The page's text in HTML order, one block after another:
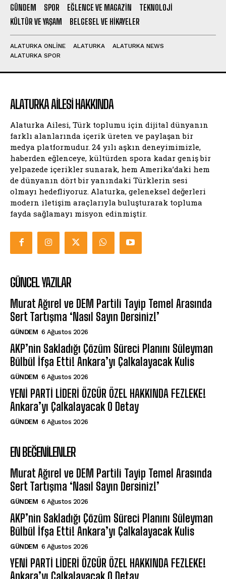
GÜNDEM SPOR EĞLENCE VE MAGAZIN
TEKNOLOJI
KÜLTÜR VE YAŞAM
BELGESEL VE HIKAYELER
ALATURKA ONLINE ALATURKA
ALATURKA NEWS
ALATURKA SPOR
ALATURKA AILESI HAKKINDA
Alaturka Ailesi, Türk toplumu için dijital dünyanın
farklı alanlarında içerik üreten ve paylaşan bir
medya platformudur. 24 yılı aşkın deneyimimizle,
haberden eğlenceye, kültürden spora kadar geniş bir
yelpazede içerikler sunarak, hem Amerika’daki hem
de dünyanın dört bir yanındaki Türklerin sesi
olmayı hedefliyoruz. Alaturka, geleneksel değerleri
modern iletişim araçlarıyla buluşturarak topluma
fayda sağlamayı misyon edinmiştir.
GÜNCEL YAZILAR
Murat Ağırel ve DEM Partili Tayip Temel Arasında
Sert Tartışma ‘Nasıl Sayın Dersiniz!’
GÜNDEM 6 Ağustos 2026
AKP’nin Sakladığı Çözüm Süreci Planını Süleyman
Bülbül İfşa Etti! Ankara’yı Çalkalayacak Kulis
GÜNDEM 6 Ağustos 2026
YENİ PARTİ LİDERİ ÖZGÜR ÖZEL HAKKINDA FEZLEKE!
Ankara’yı Çalkalayacak O Detay
GÜNDEM 6 Ağustos 2026
EN BEĞENILENLER
Murat Ağırel ve DEM Partili Tayip Temel Arasında
Sert Tartışma ‘Nasıl Sayın Dersiniz!’
GÜNDEM 6 Ağustos 2026
AKP’nin Sakladığı Çözüm Süreci Planını Süleyman
Bülbül İfşa Etti! Ankara’yı Çalkalayacak Kulis
GÜNDEM 6 Ağustos 2026
YENİ PARTİ LİDERİ ÖZGÜR ÖZEL HAKKINDA FEZLEKE!
Ankara’yı Çalkalayacak O Detay